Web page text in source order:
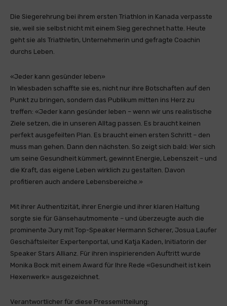
Die Siegerehrung bei ihrem ersten Triathlon in Kanada verpasste
sie, weil sie selbst nicht mit einem Sieg gerechnet hatte. Heute
geht sie als Triathletin, Unternehmerin und gefragte Coachin
durchs Leben.
«Jeder kann gesünder leben»
In Wiesbaden schaffte sie es, nicht nur ihre Botschaften auf den
Punkt zu bringen, sondern das Publikum mitten ins Herz zu
treffen: «Jeder kann gesünder leben – wenn wir uns realistische
Ziele setzen, die in unseren Alltag passen. Es braucht keinen
perfekt ausgefeilten Plan. Es braucht einen ersten Schritt – den
muss man gehen. Dann den nächsten. So zeigt sich bald: Wer sich
um seine Gesundheit kümmert, gewinnt Energie, Lebenszeit – und
die Kraft, das eigene Leben wirklich zu gestalten. Davon
profitieren auch andere Lebensbereiche.»
Mit ihrer Authentizität, ihrer Energie und ihrer klaren Haltung
sorgte sie für Gänsehautmomente – und überzeugte auch die
prominente Jury mit Top-Speaker Hermann Scherer, Josua Laufer
Geschäftsleiter Expertenportal, und Katja Kaden, Initiatorin der
Speaker Stars Allianz. Für ihren inspirierenden Auftritt wurde
Monika Bock mit einem Award für Ihre Rede «Gesundheit ist kein
Hexenwerk» ausgezeichnet.
Verantwortlicher für diese Pressemitteilung: